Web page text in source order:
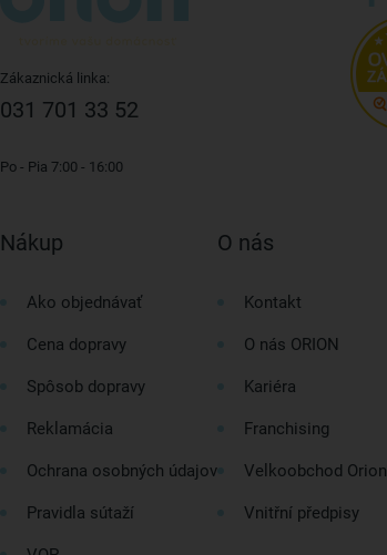
Zákaznická linka:
031 701 33 52
Po - Pia 7:00 - 16:00
Nákup
Ako objednávať
Cena dopravy
Spôsob dopravy
Reklamácia
Ochrana osobných údajov
Pravidla sútaží
O nás
Kontakt
O nás ORION
Kariéra
Franchising
Velkoobchod Orion
Vnitřní předpisy